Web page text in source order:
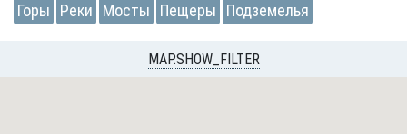
Горы Реки Мосты Пещеры Подземелья
MAP.SHOW_FILTER